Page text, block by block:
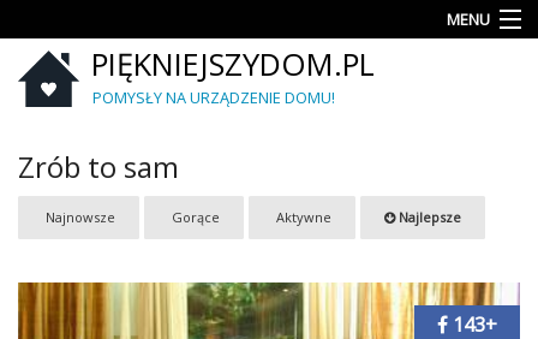
MENU
Aranżacje
wnętrz
Łazienka
Salon
PIĘKNIEJSZYDOM.PL
POMYSŁY NA URZĄDZENIE DOMU!
Zrób to sam
Najnowsze Gorące Aktywne Najlepsze
143+